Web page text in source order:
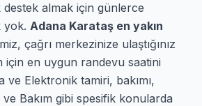
almak için günlerce
yok. Adana Karataş en yakın
çağrı merkezinize ulaştığınız
için en uygun randevu saatini
ve Elektronik tamiri, bakımı,
ve Bakım gibi spesifik konularda